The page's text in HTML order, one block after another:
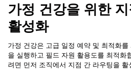
가정 건강을 위한
활성화
가정 건강은 고급 일정 예약 및 최적화
을 실행하고 필드 자원 활용도를 최적화
려면 먼저 조직에서 지점 간 라우팅을 활